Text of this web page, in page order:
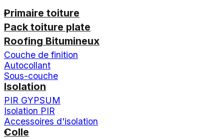
Primaire toiture
Pack toiture plate
Roofing Bitumineux
Couche de finition
Autocollant
Sous-couche
Isolation
PIR GYPSUM
Isolation PIR
Accessoires d'isolation
Colle